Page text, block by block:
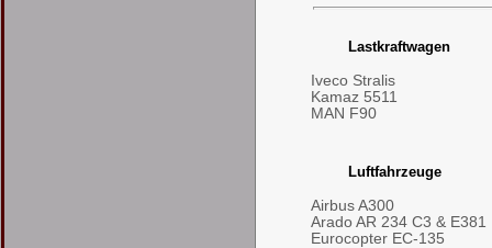
Lastkraftwagen
Iveco Stralis
Kamaz 5511
MAN F90
Luftfahrzeuge
Airbus A300
Arado AR 234 C3 & E381
Eurocopter EC-135